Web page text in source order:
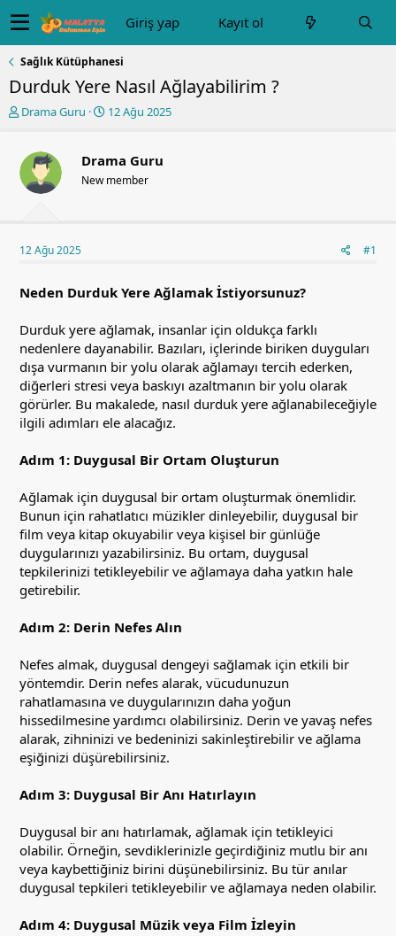
Giriş yap Kayıt ol
Sağlık Kütüphanesi
Durduk Yere Nasıl Ağlayabilirim ?
K
u
u
l
t
a
Drama Guru
B
l
a
r
i
i
12 Ağu 2025
Drama Guru
New member
12 Ağu 2025 #1
Neden Durduk Yere Ağlamak İstiyorsunuz?
Durduk yere ağlamak, insanlar için oldukça farklı
nedenlere dayanabilir. Bazıları, içlerinde biriken duyguları
dışa vurmanın bir yolu olarak ağlamayı tercih ederken,
diğerleri stresi veya baskıyı azaltmanın bir yolu olarak
görürler. Bu makalede, nasıl durduk yere ağlanabileceğiyle
ilgili adımları ele alacağız.
Adım 1: Duygusal Bir Ortam Oluşturun
Ağlamak için duygusal bir ortam oluşturmak önemlidir.
Bunun için rahatlatıcı müzikler dinleyebilir, duygusal bir
film veya kitap okuyabilir veya kişisel bir günlüğe
duygularınızı yazabilirsiniz. Bu ortam, duygusal
tepkilerinizi tetikleyebilir ve ağlamaya daha yatkın hale
getirebilir.
Adım 2: Derin Nefes Alın
Nefes almak, duygusal dengeyi sağlamak için etkili bir
yöntemdir. Derin nefes alarak, vücudunuzun
rahatlamasına ve duygularınızın daha yoğun
hissedilmesine yardımcı olabilirsiniz. Derin ve yavaş nefes
alarak, zihninizi ve bedeninizi sakinleştirebilir ve ağlama
eşiğinizi düşürebilirsiniz.
Adım 3: Duygusal Bir Anı Hatırlayın
Duygusal bir anı hatırlamak, ağlamak için tetikleyici
olabilir. Örneğin, sevdiklerinizle geçirdiğiniz mutlu bir anı
veya kaybettiğiniz birini düşünebilirsiniz. Bu tür anılar
duygusal tepkileri tetikleyebilir ve ağlamaya neden olabilir.
Adım 4: Duygusal Müzik veya Film İzleyin